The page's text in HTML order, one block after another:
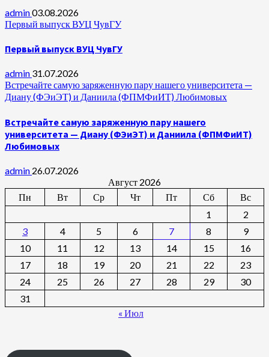
admin03.08.2026
Первый выпуск ВУЦ ЧувГУ
Первый выпуск ВУЦ ЧувГУ
admin 31.07.2026
Встречайте самую заряженную пару нашего университета —
Диану (ФЭиЭТ) и Даниила (ФПМФиИТ) Любимовых
Встречайте самую заряженную пару нашего
университета — Диану (ФЭиЭТ) и Даниила (ФПМФиИТ)
Любимовых
admin 26.07.2026
Август 2026
Пн
Вт Ср Чт Пт Сб
Вс
1
2
3
4 5 6 7 8
9
10
11 12 13 14 15
16
17
18 19 20 21 22
23
24
25 26 27 28 29
30
31
« Июл